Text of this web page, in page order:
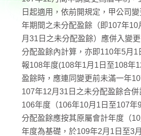
日起適用，依前開規定，甲公司
年期間之未分配盈餘（即107年10
月31日之未分配盈餘）應併入變
分配盈餘內計算，亦即110年5月1
報108年度(108年1月1日至108年
盈餘時，應連同變更前未滿一年
107年12月31日之未分配盈餘合併
106年度（106年10月1日至107年
分配盈餘應按其原屬會計年度（
年度為基礎，於109年2月1日至3